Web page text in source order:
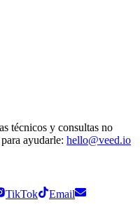
técnicos y consultas no
ayudarle: hello@veed.io
TikTok Email